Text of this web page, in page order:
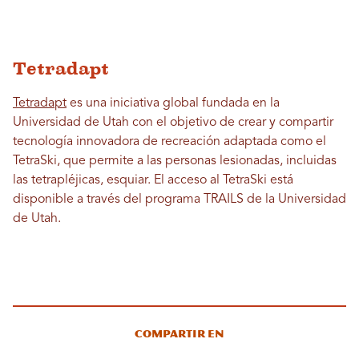
Tetradapt
Tetradapt es una iniciativa global fundada en la
Universidad de Utah con el objetivo de crear y compartir
tecnología innovadora de recreación adaptada como el
TetraSki, que permite a las personas lesionadas, incluidas
las tetrapléjicas, esquiar. El acceso al TetraSki está
disponible a través del programa TRAILS de la Universidad
de Utah.
Compartir en